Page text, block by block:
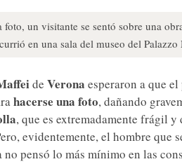
foto, un visitante se sentó sobre una
en una sala del museo del
de Verona esperaron a que
hacerse una foto, dañando
, que es extremadamente frágil y
evidentemente, el hombre que
pensó lo más mínimo en las